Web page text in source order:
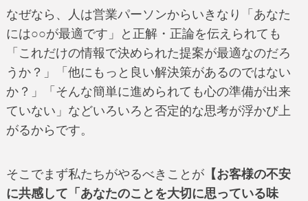
なぜなら、人は営業パーソンからいきなり「あなた
には○○が最適です」と正解・正論を伝えられても
「これだけの情報で決められた提案が最適なのだろ
うか？」「他にもっと良い解決策があるのではない
か？」「そんな簡単に進められても心の準備が出来
ていない」などいろいろと否定的な思考が浮かび上
がるからです。
そこでまず私たちがやるべきことが 【お客様の不安
に共感して「あなたのことを大切に思っている味